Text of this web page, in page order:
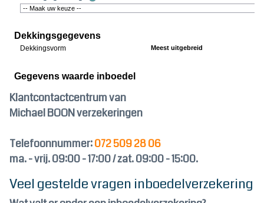
Klantcontactcentrum van
Michael BOON verzekeringen
Telefoonnummer:072 509 28 06
ma. - vrij. 09:00 - 17:00 / zat. 09:00 - 15:00.
Veel gestelde vragen inboedelverzekering